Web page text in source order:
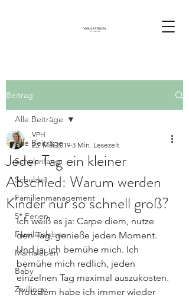
Beitrag
Alle Beiträge
Schulanfang
Schulzeit
Familienmanagement
5* Ferien
Familienleben
Mamaleben
Baby
Zwillinge
Alle Beiträge
Jeder Tag ein kleiner
Abschied: Warum werden
Kinder nur so schnell groß?
VPH
23. Mai 2019 3 Min. Lesezeit
Ich weiß es ja: Carpe diem, nutze
den Tag, genieße jeden Moment.
Und ja, ich bemühe mich. Ich
bemühe mich redlich, jeden
einzelnen Tag maximal auszukosten.
Trotzdem habe ich immer wieder